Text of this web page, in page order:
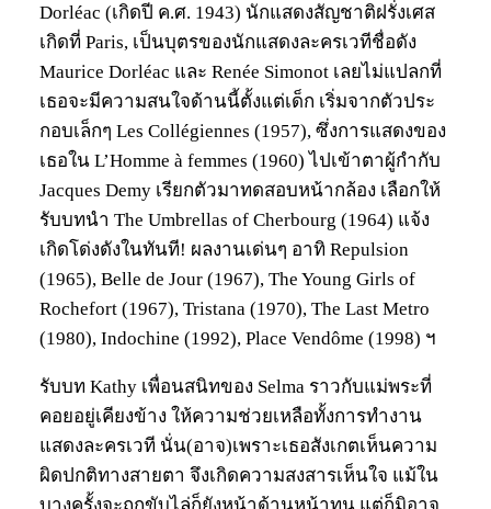
Dorléac (เกิดปี ค.ศ. 1943) นักแสดงสัญชาติฝรั่งเศส
เกิดที่ Paris, เป็นบุตรของนักแสดงละครเวทีชื่อดัง
Maurice Dorléac และ Renée Simonot เลยไม่แปลกที่
เธอจะมีความสนใจด้านนี้ตั้งแต่เด็ก เริ่มจากตัวประ
กอบเล็กๆ Les Collégiennes (1957), ซึ่งการแสดงของ
เธอใน L’Homme à femmes (1960) ไปเข้าตาผู้กำกับ
Jacques Demy เรียกตัวมาทดสอบหน้ากล้อง เลือกให้
รับบทนำ The Umbrellas of Cherbourg (1964) แจ้ง
เกิดโด่งดังในทันที! ผลงานเด่นๆ อาทิ Repulsion
(1965), Belle de Jour (1967), The Young Girls of
Rochefort (1967), Tristana (1970), The Last Metro
(1980), Indochine (1992), Place Vendôme (1998) ฯ
รับบท Kathy เพื่อนสนิทของ Selma ราวกับแม่พระที่
คอยอยู่เคียงข้าง ให้ความช่วยเหลือทั้งการทำงาน
แสดงละครเวที นั่น(อาจ)เพราะเธอสังเกตเห็นความ
ผิดปกติทางสายตา จึงเกิดความสงสารเห็นใจ แม้ใน